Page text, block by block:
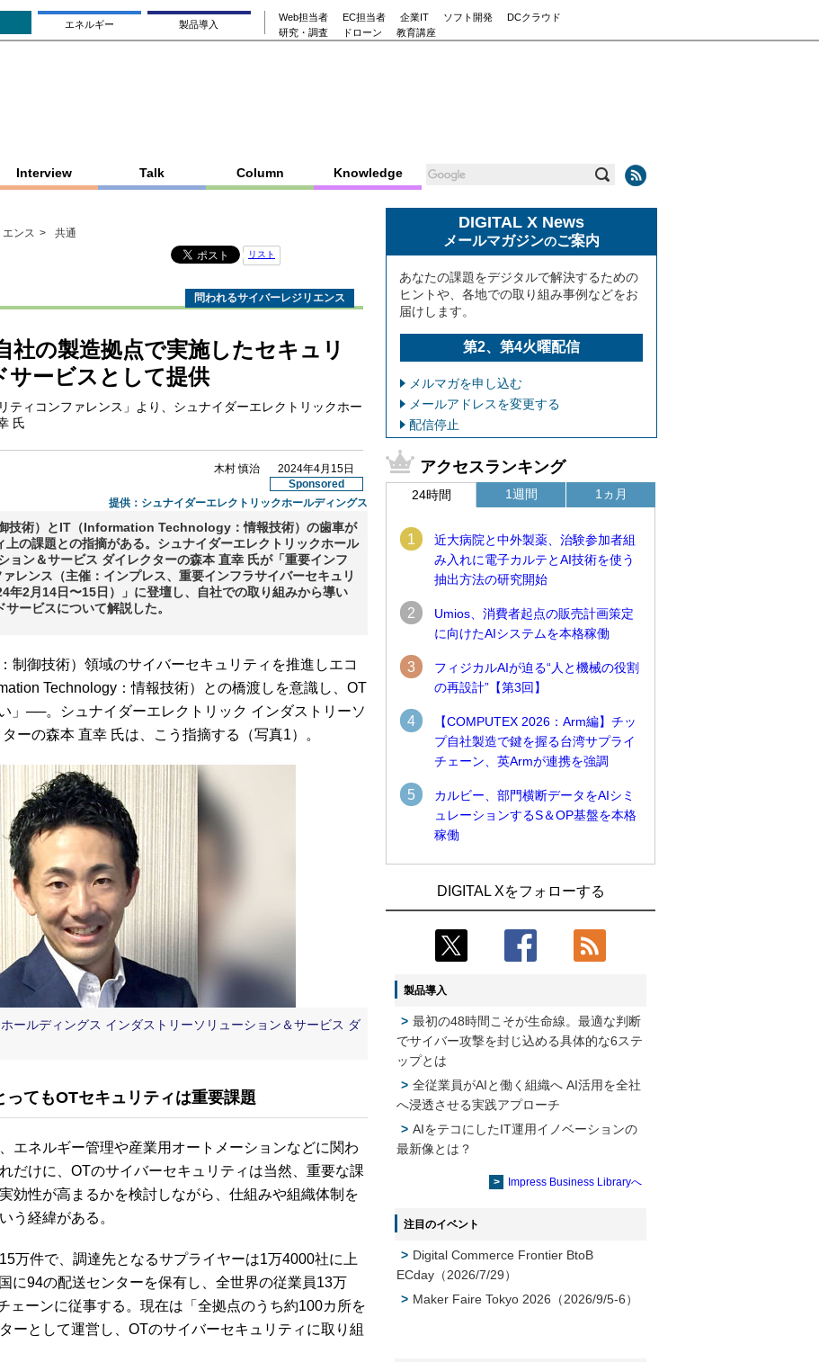
エネルギー 製品導入
Web担当者 EC担当者 企業IT ソフト開発
DCクラウド
研究・調査
ドローン 教育講座
Interview Talk Column Knowledge
ンス 共通
リスト
問われるサイバーレジリエンス
社の製造拠点で実施したセキュリ
サービスとして提供
ティコンファレンス」より、シュナイダーエレクトリックホー
氏
木村 慎治
2024年4月15日
Sponsored
提供： シュナイダーエレクトリックホールディングス
術）とIT（Information Technology：情報技術）の歯車が
の課題との指摘がある。シュナイダーエレクトリックホール
ョン＆サービス ダイレクターの森本 直幸 氏が「重要インフ
レンス（主催：インプレス、重要インフラサイバーセキュリ
年2月14日〜15日）」に登壇し、自社での取り組みから導い
ービスについて解説した。
制御技術）領域のサイバーセキュリティを推進しエコ
Technology：情報技術）との橋渡しを意識し、OT
」──。シュナイダーエレクトリック インダストリーソ
ーの森本 直幸 氏は、こう指摘する（写真1）。
ールディングス インダストリーソリューション＆サービス ダ
てもOTセキュリティは重要課題
エネルギー管理や産業用オートメーションなどに関わ
だけに、OTのサイバーセキュリティは当然、重要な課
効性が高まるかを検討しながら、仕組みや組織体制を
う経緯がある。
万件で、調達先となるサプライヤーは1万4000社に上
に94の配送センターを保有し、全世界の従業員13万
ェーンに従事する。現在は「全拠点のうち約100カ所を
ーとして運営し、OTのサイバーセキュリティに取り組
DIGITAL X News
メールマガジンのご案内
あなたの課題をデジタルで解決するための
ヒントや、各地での取り組み事例などをお
届けします。
第2、第4火曜配信
メルマガを申し込む
メールアドレスを変更する
配信停止
アクセスランキング
24時間
1
近大病院と中外製薬、治験参加者組
み入れに電子カルテとAI技術を使う
抽出方法の研究開始
2
Umios、消費者起点の販売計画策定
に向けたAIシステムを本格稼働
3
フィジカルAIが迫る“人と機械の役割
の再設計”【第3回】
4
【COMPUTEX 2026：Arm編】チッ
プ自社製造で鍵を握る台湾サプライ
チェーン、英Armが連携を強調
5
カルビー、部門横断データをAIシミ
ュレーションするS＆OP基盤を本格
稼働
1週間
けたAIシステムを本格稼働
製造業の現場の暗黙知を組織横断で活用
するためのナレッジ管理基盤、LIGHTzが
3
歩行ロボット利用を検証
4
近大病院と中外製薬、治験参加者組み入
れに電子カルテとAI技術を使う抽出方法
の研究開始
【COMPUTEX 2026：Arm編】チップ自
社製造で鍵を握る台湾サプライチェー
1ヵ月
仮想化技術を使う統合基盤を本格稼働
鹿島建設、鋼管柱へのコンクリート充填
時の異常を検出するAIを遠隔監視システ
3
めているのか【第25回】
4
製造業の現場の暗黙知を組織横断で活用
するためのナレッジ管理基盤、LIGHTzが
提供
Umios、消費者起点の販売計画策定に向
けたAIシステムを本格稼働
DIGITAL Xをフォローする
製品導入
最初の48時間こそが生命線。最適な判断
でサイバー攻撃を封じ込める具体的な6ステ
ップとは
全従業員がAIと働く組織へ AI活用を全社
へ浸透させる実践アプローチ
AIをテコにしたIT運用イノベーションの
最新像とは？
Impress Business Libraryへ
注目のイベント
Digital Commerce Frontier BtoB
ECday（2026/7/29）
Maker Faire Tokyo 2026（2026/9/5-6）